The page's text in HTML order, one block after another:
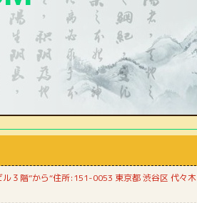
３階”から“住所:151-0053 東京都‎ 渋谷区 代々木